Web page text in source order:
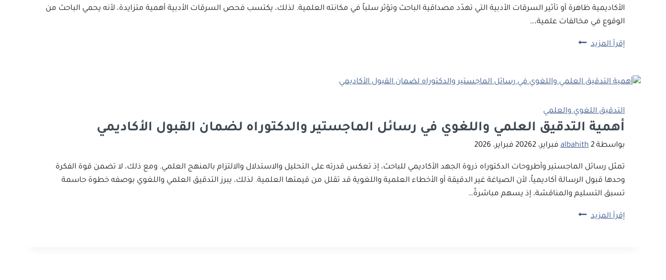
الأكاديمية ظاهرة أو تأثير السرقات الأدبية التي تهدّد مصداقية الباحث وتؤثر سلباً في مكانته العلمية. لذلك، يكتسب فحص السرقات الأدبية أهمية متزايدة، لأنه يحمي الباحث من
الوقوع في مخالفات علمية،…
إقرأ المزيدتأثير
على
الباحث
ومكانته
التدقيق اللغوي والعلمي
أهمية التدقيق العلمي واللغوي في رسائل الماجستير والدكتوراه لضمان القبول الأكاديمي
بواسطة albahith 2 فبراير، 2026 2 فبراير، 2026
تمثل رسائل الماجستير وأطروحات الدكتوراه ذروة الجهد الأكاديمي للباحث، إذ تعكس قدرته على التحليل والاستدلال والالتزام بالمنهج العلمي. ومع ذلك، لا تضمن قوة الفكرة
وحدها قبول الرسالة أكاديمياً، لأن الصياغة غير الدقيقة أو الأخطاء العلمية واللغوية قد تقلل من قيمتها العلمية. لذلك، يبرز التدقيق العلمي واللغوي بوصفه خطوة حاسمة
تسبق التسليم والمناقشة، إذ يسهم مباشرةً…
إقرأ المزيدأهمية